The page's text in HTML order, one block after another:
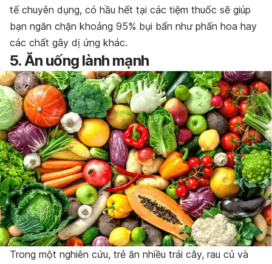
tế chuyên dụng, có hầu hết tại các tiệm thuốc sẽ giúp
bạn ngăn chặn khoảng 95% bụi bẩn như phấn hoa hay
các chất gây dị ứng khác.
5. Ăn uống lành mạnh
Trong một nghiên cứu, trẻ ăn nhiều trái cây, rau củ và